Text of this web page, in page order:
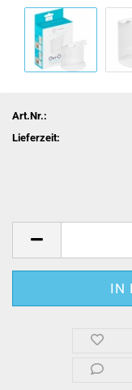
Art.Nr.:
Lieferzeit: